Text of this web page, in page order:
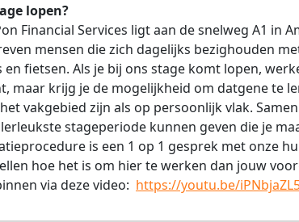
lopen?
Financial Services ligt aan de snelweg A1 in
mensen die zich dagelijks bezighouden
fietsen. Als je bij ons stage komt lopen,
maar krijg je de mogelijkheid om datgene te
vakgebied zijn als op persoonlijk vlak.
stageperiode kunnen geven die je
is een 1 op 1 gesprek met onze
hoe het is om hier te werken dan jouw
via deze video: https://youtu.be/